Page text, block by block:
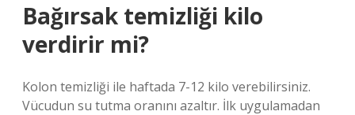
Bağırsak temizliği kilo
verdirir mi?
Kolon temizliği ile haftada 7-12 kilo verebilirsiniz.
Vücudun su tutma oranını azaltır. İlk uygulamadan